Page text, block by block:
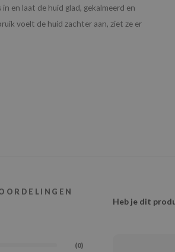
en laat de huid glad, gekalmeerd en
voelt de huid zachter aan, ziet ze er
(0)
Heb je dit